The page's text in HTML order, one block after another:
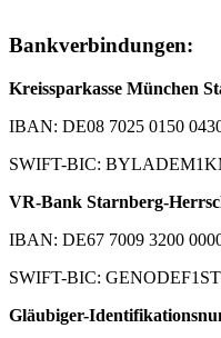
Bankverbindungen:
Kreissparkasse München
IBAN: DE08 7025 0150
SWIFT-BIC:
VR-Bank Starnberg-
IBAN: DE67 7009 3200
SWIFT-BIC:
Gläubiger-